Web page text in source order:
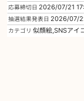
応募締切日 2026/07/21
抽選結果発表日 2026/07/
カテゴリ 似顔絵,SNSアイ